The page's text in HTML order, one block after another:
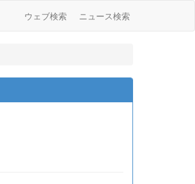
ウェブ検索 ニュース検索